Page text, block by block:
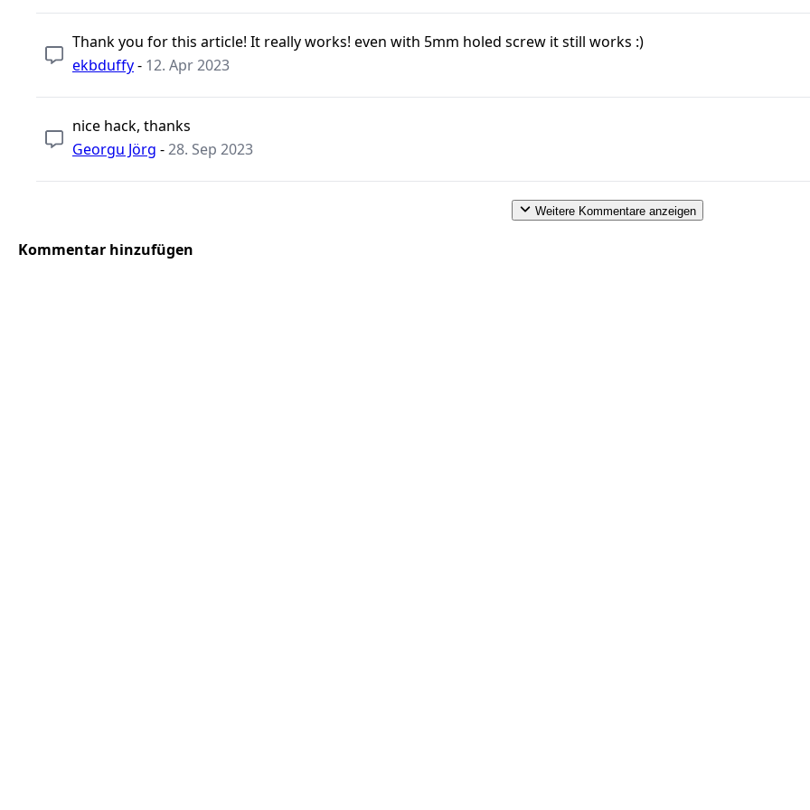
Thank you for this article! It really works! even with 5mm holed screw it still works :)
ekbduffy- 12. Apr 2023
nice hack, thanks
Georgu Jörg -28. Sep 2023
Weitere Kommentare anzeigen
Kommentar hinzufügen